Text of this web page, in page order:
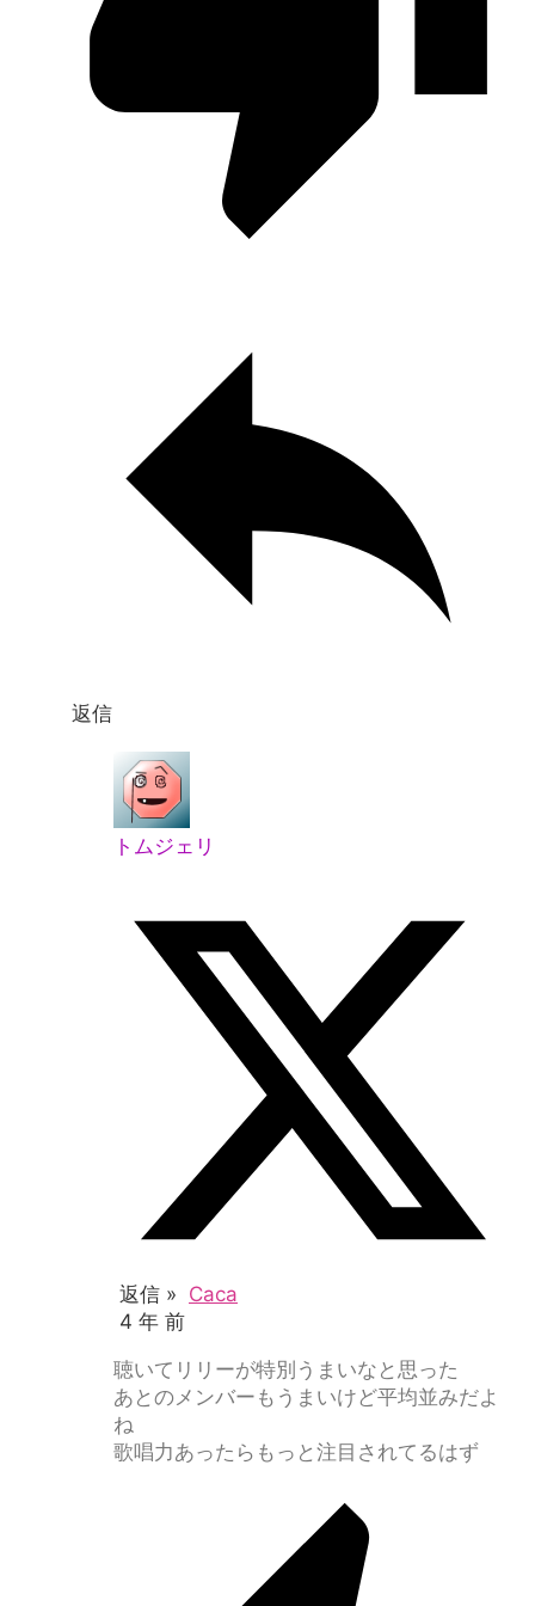
返信
トムジェリ
返信 » Caca
4 年 前
聴いてリリーが特別うまいなと思った
あとのメンバーもうまいけど平均並みだよ
ね
歌唱力あったらもっと注目されてるはず